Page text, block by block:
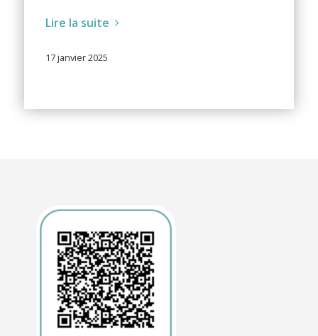
Lire la suite
17 janvier 2025